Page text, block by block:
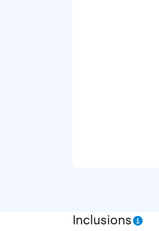
Inclusions